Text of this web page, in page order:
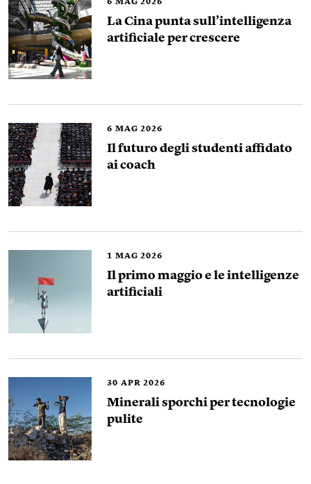
6 MAG 2026
La Cina punta sull’intelligenza
artificiale per crescere
6 MAG 2026
Il futuro degli studenti affidato
ai coach
1 MAG 2026
Il primo maggio e le intelligenze
artificiali
30 APR 2026
Minerali sporchi per tecnologie
pulite